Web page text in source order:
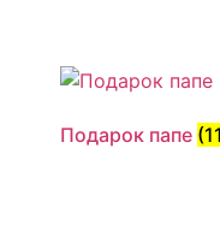
Подарок папе